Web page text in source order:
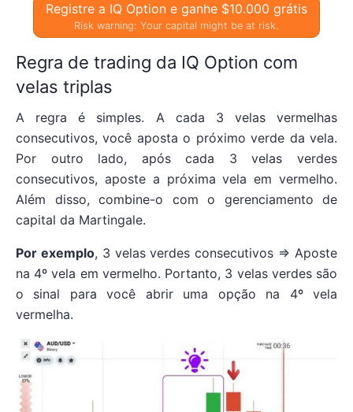
Registre a IQ Option e ganhe $10.000 grátis
Risk warning: Your capital might be at risk.
Regra de trading da IQ Option com
velas triplas
A regra é simples. A cada 3 velas vermelhas
consecutivos, você aposta o próximo verde da vela.
Por outro lado, após cada 3 velas verdes
consecutivos, aposte a próxima vela em vermelho.
Além disso, combine-o com o gerenciamento de
capital da Martingale.
Por exemplo, 3 velas verdes consecutivos => Aposte
na 4º vela em vermelho. Portanto, 3 velas verdes são
o sinal para você abrir uma opção na 4º vela
vermelha.